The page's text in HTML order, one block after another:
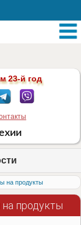
23-й год
на продукты
продукты